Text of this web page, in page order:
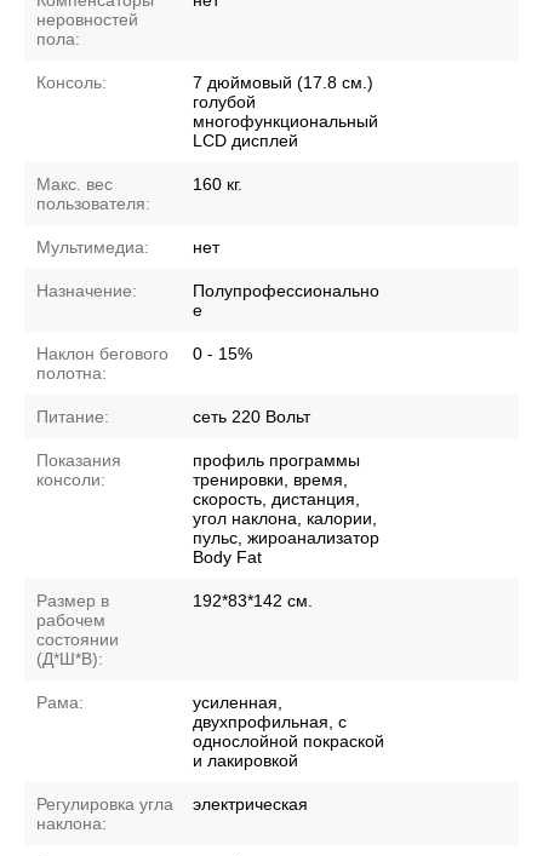
неровностей
пола:
Консоль:
7 дюймовый (17.8 см.)
голубой
многофункциональный
LCD дисплей
Макс. вес
пользователя:
160 кг.
Мультимедиа: нет
Назначение:
Полупрофессионально
е
Наклон бегового
полотна:
0 - 15%
Питание: сеть 220 Вольт
Показания
консоли:
профиль программы
тренировки, время,
скорость, дистанция,
угол наклона, калории,
пульс, жироанализатор
Body Fat
Размер в
рабочем
состоянии
(Д*Ш*В):
192*83*142 см.
Рама:
усиленная,
двухпрофильная, с
однослойной покраской
и лакировкой
Регулировка угла
наклона:
электрическая